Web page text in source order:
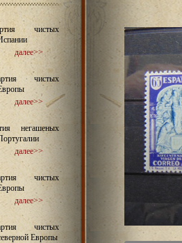
чистых
далее>>
чистых
далее>>
негашеных
далее>>
чистых
далее>>
чистых
Европы